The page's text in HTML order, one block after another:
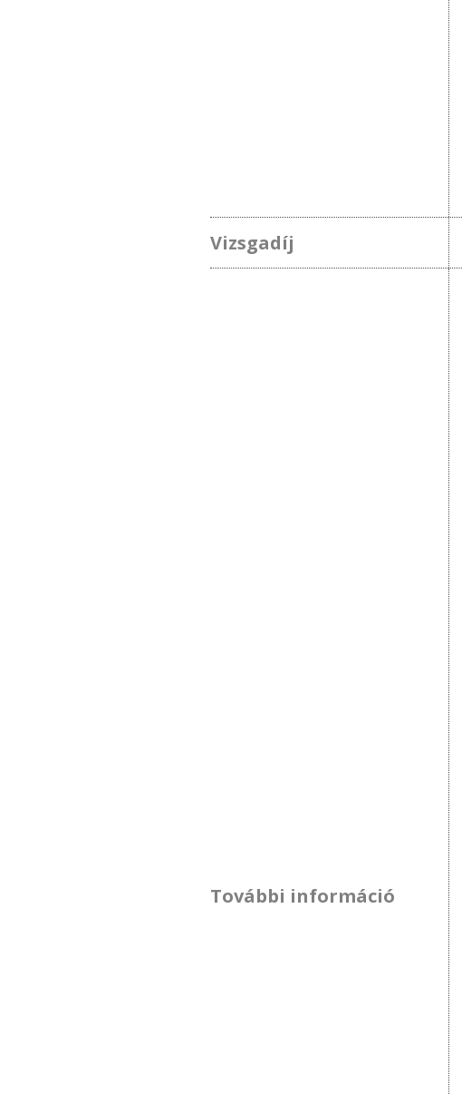
Vizsgadíj
További információ